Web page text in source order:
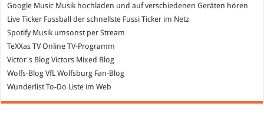
Google Music Musik hochladen und auf verschiedenen Geräten hören
Live Ticker Fussball der schnellste Fussi Ticker im Netz
SpotifyMusik umsonst per Stream
TeXXas TVOnline TV-Programm
Victor's Blog Victors Mixed Blog
Wolfs-Blog VfL Wolfsburg Fan-Blog
Wunderlist To-Do Liste im Web